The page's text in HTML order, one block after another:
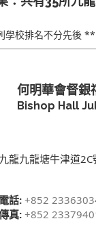
學校排名不分先後 **
何明華會督銀
Bishop Hall
龍九龍塘牛津道2C
話: +852
真: +852